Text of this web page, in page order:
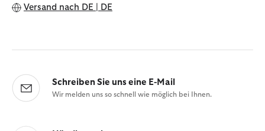
Versand nach DE | DE
Schreiben Sie uns eine E-Mail
Wir melden uns so schnell wie möglich bei Ihnen.